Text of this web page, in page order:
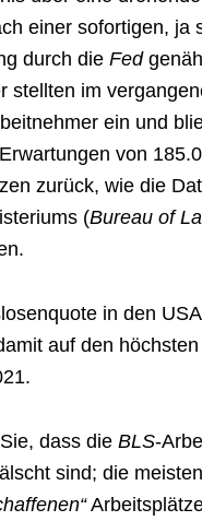
einer sofortigen, ja
durch die Fed
stellten im
ein und
von
zurück, wie die
(Bureau of
in den
auf den
dass die BLS-
sind; die